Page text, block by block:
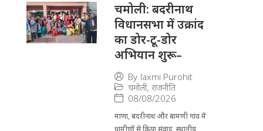
चमोली: बदरीनाथ
विधानसभा में उक्रांद
का डोर-टू-डोर
अभियान शुरू–
By laxmi Purohit
चमोली, राजनीति
08/08/2026
माणा, बदरीनाथ और बामणी गांव में
ग्रामीणों से किया संवाद, स्थानीय